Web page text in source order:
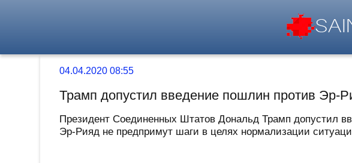
04.04.2020 08:55
Трамп допустил введение пошлин против Эр-
Президент Соединенных Штатов Дональд Трамп допустил
Эр-Рияд не предпримут шаги в целях нормализации